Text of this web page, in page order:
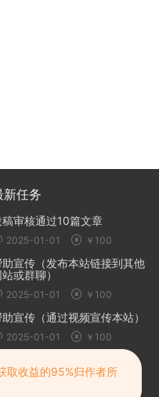
新任务
稿审核通过10篇文章
2025-01-01 ￥100
助宣传（发布本站链接到其他
或群聊）
2025-01-01 ￥100
宣传（通过视频宣传本站）
2025-01-01 ￥100
机推荐
取收益的95%归作者所